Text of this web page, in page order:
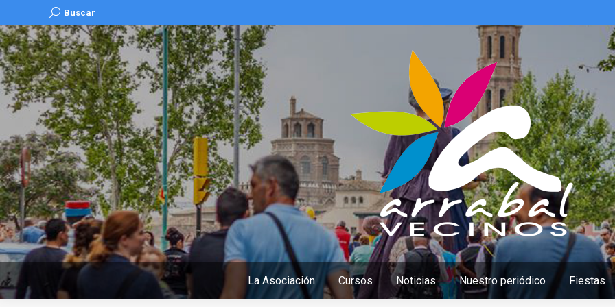
Buscar:
Buscar
La Asociación Cursos Noticias Nuestro periódico Fiestas